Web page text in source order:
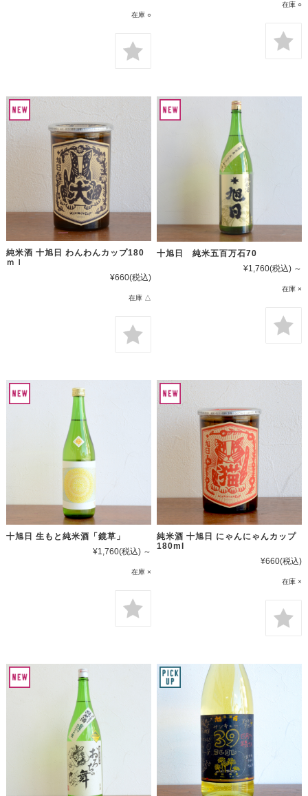
在庫 ○
在庫 ○
純米酒 十旭日 わんわんカップ180
ｍｌ
¥660(税込)
在庫 △
十旭日 純米五百万石70
¥1,760(税込) ～
在庫 ×
十旭日 生もと純米酒「鏡草」
¥1,760(税込) ～
在庫 ×
純米酒 十旭日 にゃんにゃんカップ
180ml
¥660(税込)
在庫 ×